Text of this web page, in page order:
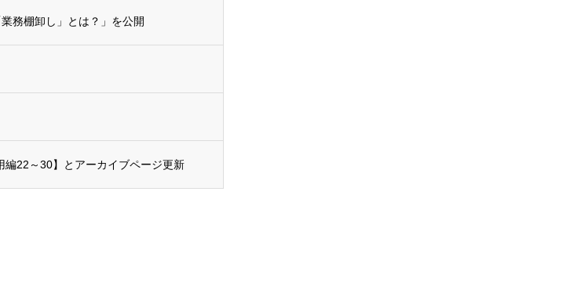
務棚卸し」とは？」を公開
編22～30】とアーカイブページ更新